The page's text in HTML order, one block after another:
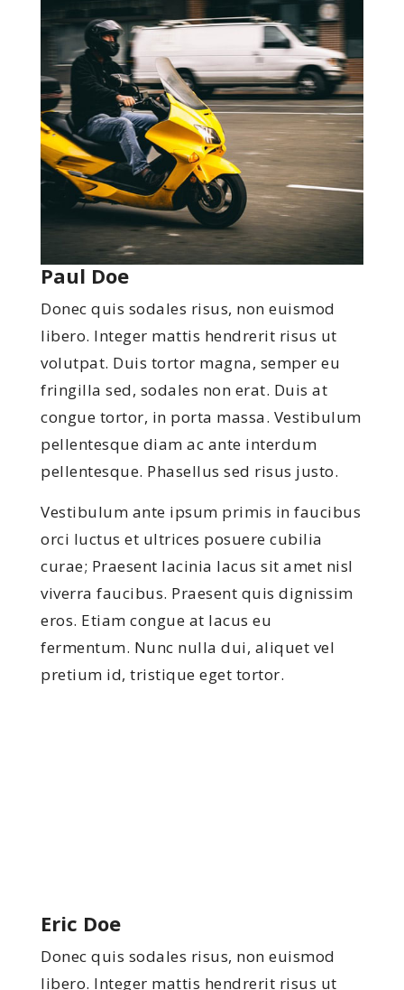
Paul Doe
Donec quis sodales risus, non euismod
libero. Integer mattis hendrerit risus ut
volutpat. Duis tortor magna, semper eu
fringilla sed, sodales non erat. Duis at
congue tortor, in porta massa. Vestibulum
pellentesque diam ac ante interdum
pellentesque. Phasellus sed risus justo.
Vestibulum ante ipsum primis in faucibus
orci luctus et ultrices posuere cubilia
curae; Praesent lacinia lacus sit amet nisl
viverra faucibus. Praesent quis dignissim
eros. Etiam congue at lacus eu
fermentum. Nunc nulla dui, aliquet vel
pretium id, tristique eget tortor.
Eric Doe
Donec quis sodales risus, non euismod
libero. Integer mattis hendrerit risus ut